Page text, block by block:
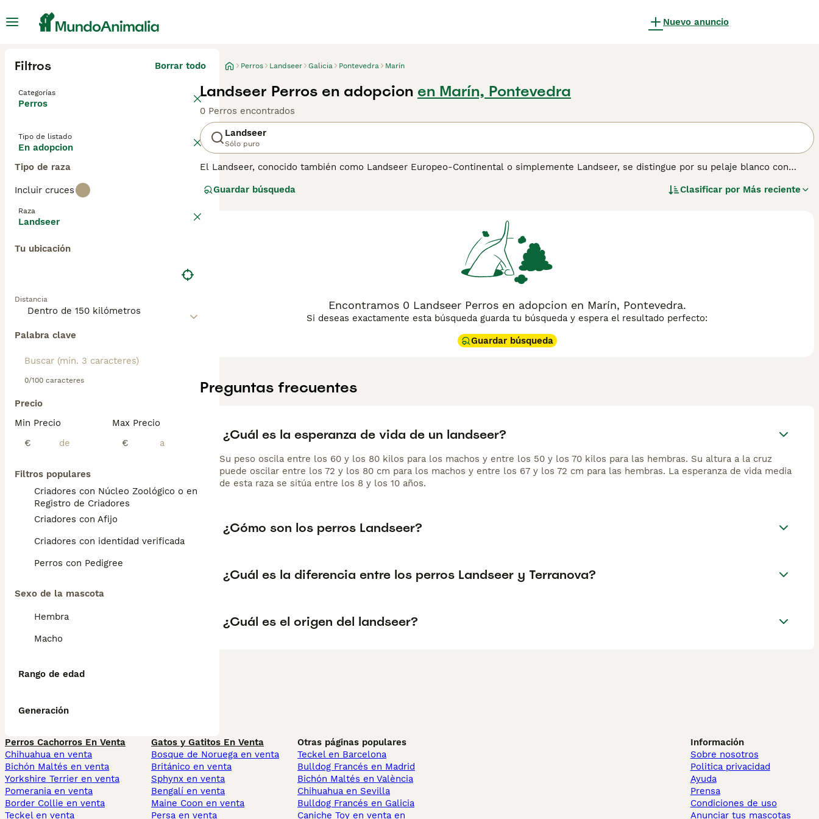
Nuevo anuncio
Filtros Borrar todo
Categorías
Perros
Tipo de listado
En adopcion
Tipo de raza
Incluir cruces
Raza
Landseer
Tu ubicación
Distancia
Palabra clave
0/100 caracteres
Precio
Min Precio
€
Max Precio
€
Filtros populares
Criadores con Núcleo Zoológico o en el
Registro de Criadores
Criadores con Afijo
Criadores con identidad verificada
Perros con Pedigree
Sexo de la mascota
Hembra
Macho
Rango de edad
Generación
Perros Landseer Galicia Pontevedra Marín
Landseer Perros en adopcion en Marín, Pontevedra
0 Perros encontrados
Landseer
Sólo puro
El Landseer, conocido también como Landseer Europeo-Continental o simplemente Landseer, se distingue por su pelaje blanco con
características físicas, es famosa por su fuerza, su temperamento dulce y su predisposición al rescate en agua. El Landseer es un
participar en las actividades familiares. Este perro tiene un fuerte instinto de guarda, manteniendo a la vez un enfoque amable y
amistoso. Requiere espacio para ejercitarse y le encanta nadar, lo que lo hace perfecto para quienes viven cerca de cuerpos de agua. Lee
para obtener información sobre esta raza de perro.
Guardar búsqueda Clasificar por Más reciente
Encontramos 0 Landseer Perros en adopcion en Marín, Pontevedra.
Si deseas exactamente esta búsqueda guarda tu búsqueda y espera el resultado perfecto:
Guardar búsqueda
Preguntas frecuentes
¿Cuál es la esperanza de vida de un landseer?
Su peso oscila entre los 60 y los 80 kilos para los machos y entre los 50 y los 70 kilos para las hembras. Su altura a la cruz
puede oscilar entre los 72 y los 80 cm para los machos y entre los 67 y los 72 cm para las hembras. La esperanza de vida media
de esta raza se sitúa entre los 8 y los 10 años.
¿Cómo son los perros Landseer?
¿Cuál es la diferencia entre los perros Landseer y Terranova?
¿Cuál es el origen del landseer?
Perros Cachorros En Venta
Chihuahua en venta
Bichón Maltés en venta
Yorkshire Terrier en venta
Pomerania en venta
Border Collie en venta
Teckel en venta
Gatos y Gatitos En Venta
Bosque de Noruega en venta
Británico en venta
Sphynx en venta
Bengalí en venta
Maine Coon en venta
Persa en venta
Otras páginas populares
Teckel en Barcelona
Bulldog Francés en Madrid
Bichón Maltés en València
Chihuahua en Sevilla
Bulldog Francés en Galicia
Caniche Toy en venta en
Información
Sobre nosotros
Politica privacidad
Ayuda
Prensa
Condiciones de uso
Anunciar tus mascotas